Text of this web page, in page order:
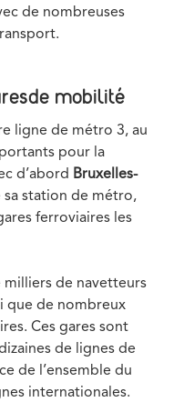
de nombreuses
mobilité
ligne de métro 3, au
pour la
d’abord Bruxelles-
sa station de métro,
ferroviaires les
milliers de navetteurs
que de nombreux
Ces gares sont
de lignes de
de l’ensemble du
internationales.